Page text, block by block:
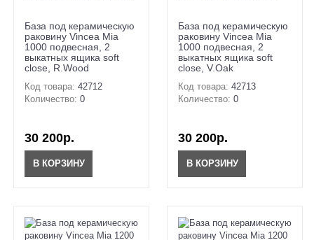
База под керамическую
раковину Vincea Mia
1000 подвесная, 2
выкатных ящика soft
close, R.Wood
Код товара: 42712
Количество: 0
30 200р.
В КОРЗИНУ
База под керамическую
раковину Vincea Mia
1000 подвесная, 2
выкатных ящика soft
close, V.Oak
Код товара: 42713
Количество: 0
30 200р.
В КОРЗИНУ